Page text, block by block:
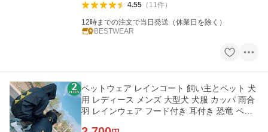
4.55（ 11件）
12時までの注文で当日発送（休業日を除く）
BESTWEAR
ペットウェア レインコート 飼い主とペット 犬
用 レディース メンズ 大型犬 犬服 カッパ 雨合
羽 レインウェア フード付き 耳付き 恐竜 ペア